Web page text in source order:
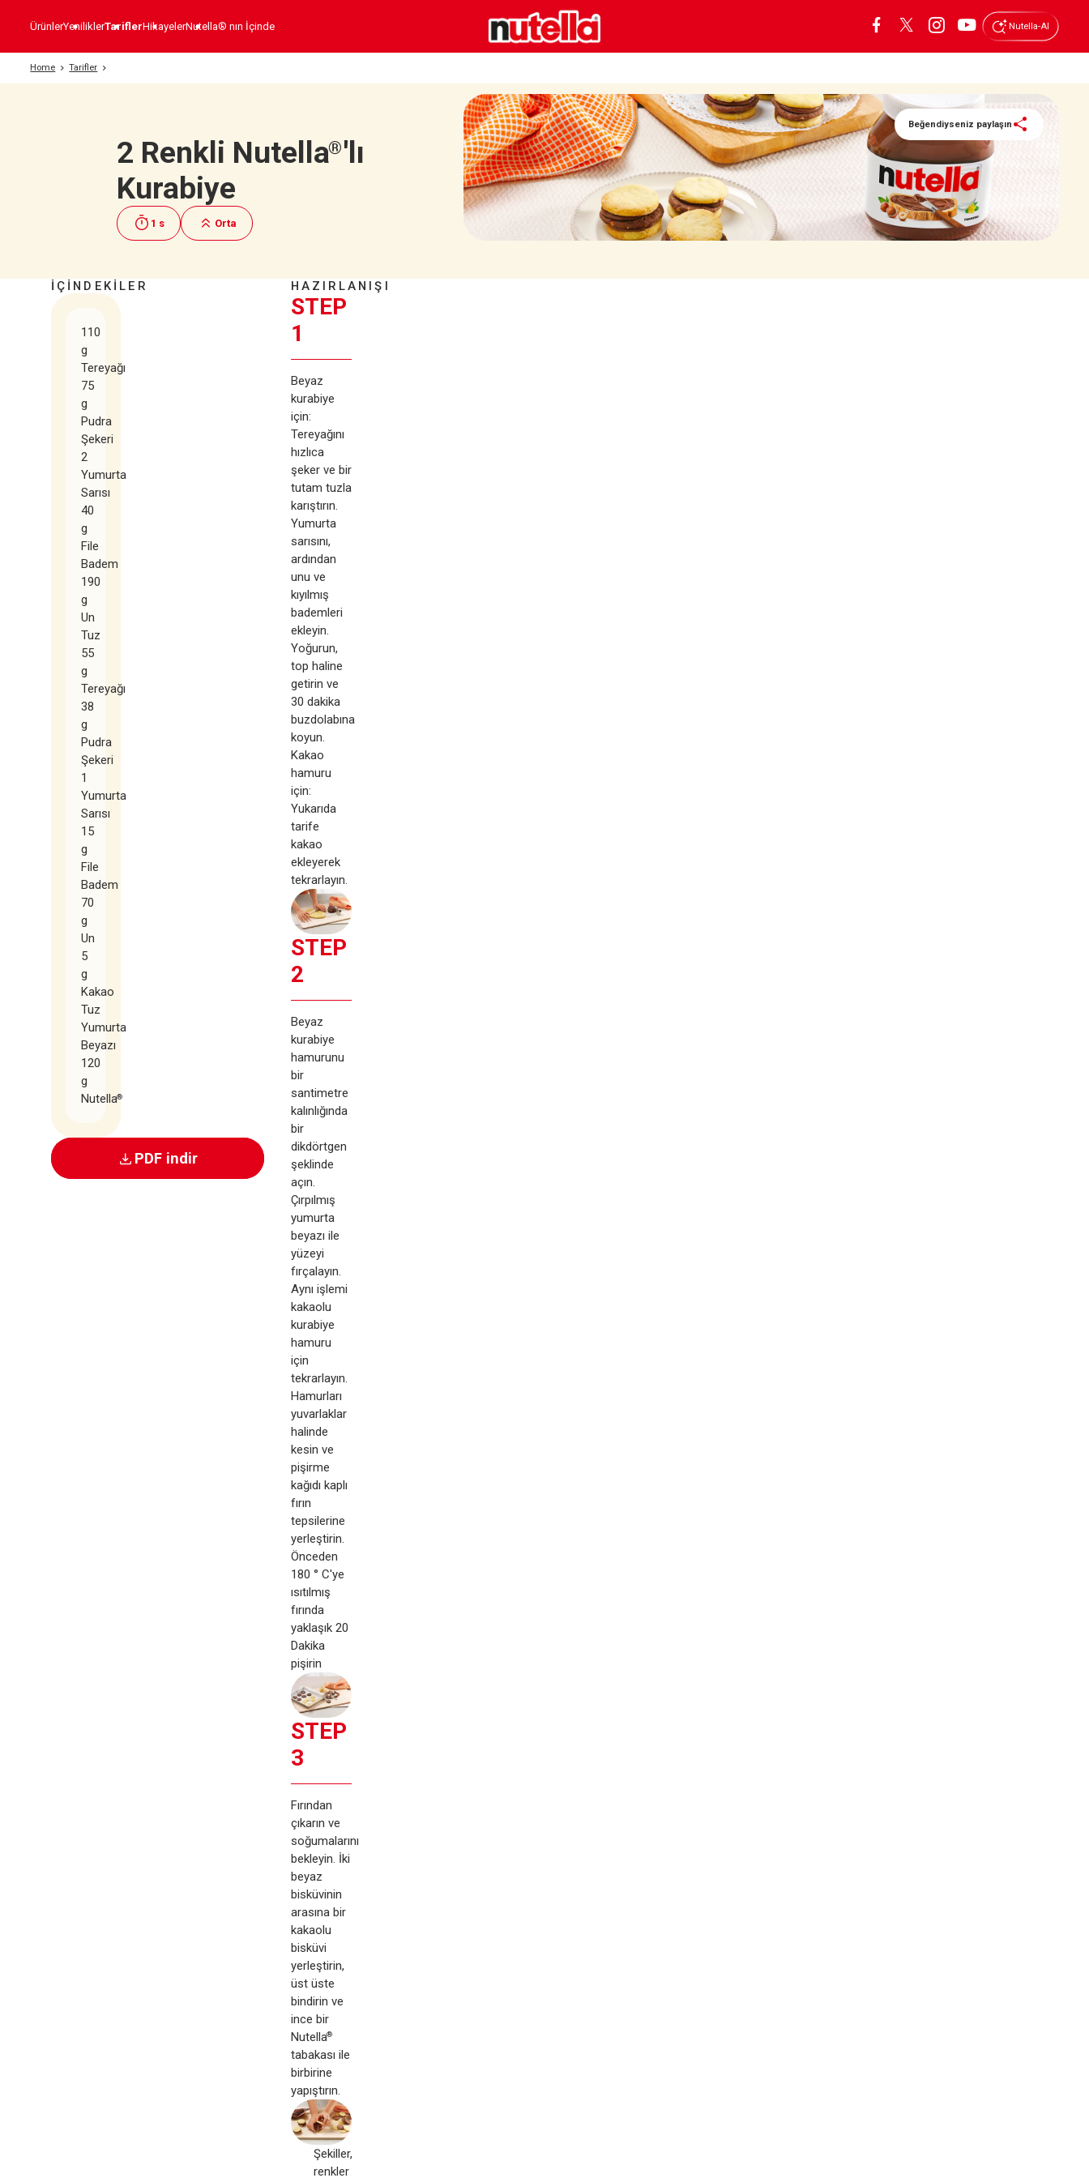
ÜrünlerYeniliklerTariflerHikayelerNutella® nın İçinde Nutella-AI
Home Tarifler
2 Renkli Nutella®'lı
Kurabiye
1 s Orta
Beğendiyseniz paylaşın
İÇİNDEKİLER
110
g
Tereyağı
75
g
Pudra
Şekeri
2
Yumurta
Sarısı
40
g
File
Badem
190
g
Un
Tuz
55
g
Tereyağı
38
g
Pudra
Şekeri
1
Yumurta
Sarısı
15
g
File
Badem
70
g
Un
5
g
Kakao
Tuz
Yumurta
Beyazı
120
g
Nutella®
PDF indir
HAZIRLANIŞI
STEP
1
Beyaz
kurabiye
için:
Tereyağını
hızlıca
şeker ve bir
tutam tuzla
karıştırın.
Yumurta
sarısını,
ardından
unu ve
kıyılmış
bademleri
ekleyin.
Yoğurun,
top haline
getirin ve
30 dakika
buzdolabına
koyun.
Kakao
hamuru
için:
Yukarıda
tarife
kakao
ekleyerek
tekrarlayın.
STEP
2
Beyaz
kurabiye
hamurunu
bir
santimetre
kalınlığında
bir
dikdörtgen
şeklinde
açın.
Çırpılmış
yumurta
beyazı ile
yüzeyi
fırçalayın.
Aynı işlemi
kakaolu
kurabiye
hamuru
için
tekrarlayın.
Hamurları
yuvarlaklar
halinde
kesin ve
pişirme
kağıdı kaplı
fırın
tepsilerine
yerleştirin.
Önceden
180 ° C'ye
ısıtılmış
fırında
yaklaşık 20
Dakika
pişirin
STEP
3
Fırından
çıkarın ve
soğumalarını
bekleyin. İki
beyaz
bisküvinin
arasına bir
kakaolu
bisküvi
yerleştirin,
üst üste
bindirin ve
ince bir
Nutella®
tabakası ile
birbirine
yapıştırın.
Şekiller,
renkler